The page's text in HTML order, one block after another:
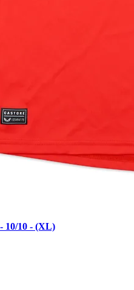
10/10 - (XL)